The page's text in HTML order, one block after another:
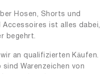
Hosen, Shorts und
Accessoires ist alles dabei,
begehrt.
an qualifizierten Käufen.
sind Warenzeichen von